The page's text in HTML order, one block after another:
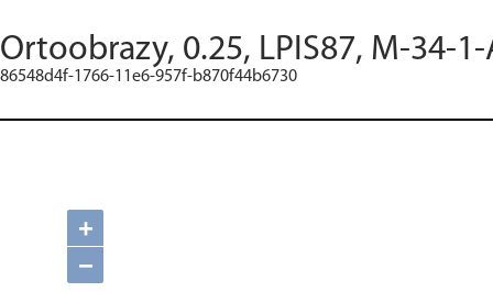
Ortoobrazy, 0.25, LPIS87, M-34-
86548d4f-1766-11e6-957f-b870f44b6730
+
−